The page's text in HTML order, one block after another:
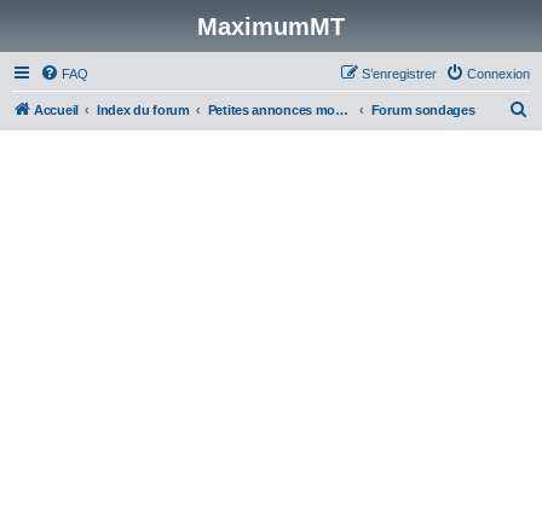
MaximumMT
FAQ Connexion
S’enregistrer
Accueil Index du forum Petites annonces modélisme Forum sondages